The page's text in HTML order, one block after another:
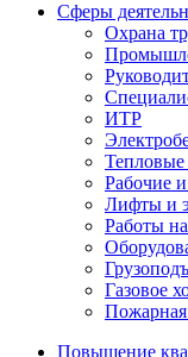
Сферы
Охрана
ИТР
Тепловые
Рабочие
Лифты и
Работы
Газовое
Пожарная
Повышение